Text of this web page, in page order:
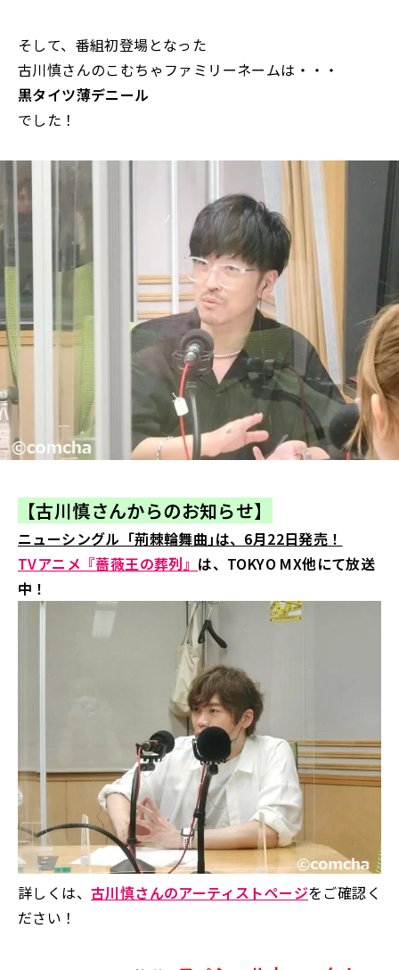
そして、番組初登場となった
古川慎さんのこむちゃファミリーネームは・・・
黒タイツ薄デニール
でした！
【古川慎さんからのお知らせ】
ニューシングル「荊棘輪舞曲｣は、6月22日発売！
TVアニメ『薔薇王の葬列』 は、TOKYO MX他にて放送
中！
詳しくは、 古川慎さんのアーティストページをご確認く
ださい！